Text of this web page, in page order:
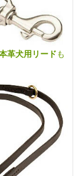
革犬用リードも